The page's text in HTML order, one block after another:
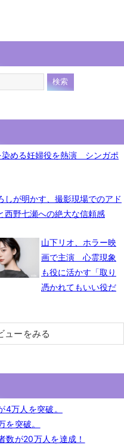
染める妊婦役を熱演 シンガポ
しが明かす、撮影現場でのアド
西野七瀬への絶大な信頼感
山下リオ、ホラー映
画で主演 心霊現象
も役に活かす「取り
憑かれてもいい役だ
ューをみる
万人を突破。
突破。
が20万人を達成！